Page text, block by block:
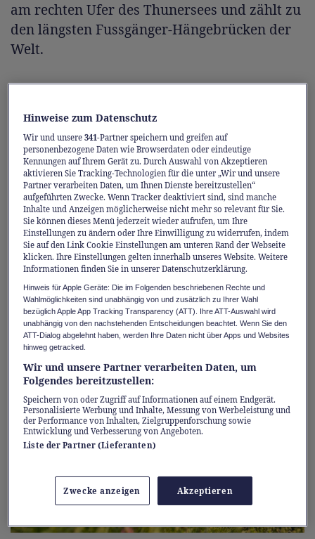
am rechten Ufer des Thunersees und zählt zu
den längsten Fussgänger-Hängebrücken der
Welt.
Die Panoramabrücke Leissigen wirkt
schlichter, gehört jedoch zu den schönsten
ihrer Art. Geniessen Sie den Blick auf See und
Landschaft und runden Sie den Besuch auf
der Meielisalp mit Einkehrmöglichkeiten,
Spielplatz und Minigolf ab.
Tipp:Beide Brücken lassen sich perfekt mit
Wanderungen kombinieren.
Mehr erfahren
Hinweise zum Datenschutz
Wir und unsere341-Partner speichern und greifen auf
personenbezogene Daten wie Browserdaten oder eindeutige
Kennungen auf Ihrem Gerät zu. Durch Auswahl von Akzeptieren
aktivieren Sie Tracking-Technologien für die unter „Wir und unsere
Partner verarbeiten Daten, um Ihnen Dienste bereitzustellen“
aufgeführten Zwecke. Wenn Tracker deaktiviert sind, sind manche
Inhalte und Anzeigen möglicherweise nicht mehr so relevant für Sie.
Sie können dieses Menü jederzeit wieder aufrufen, um Ihre
Einstellungen zu ändern oder Ihre Einwilligung zu widerrufen, indem
Sie auf den Link Cookie Einstellungen am unteren Rand der Webseite
klicken. Ihre Einstellungen gelten innerhalb unseres Website. Weitere
Informationen finden Sie in unserer Datenschutzerklärung.
Hinweis für Apple Geräte: Die im Folgenden beschriebenen Rechte und
Wahlmöglichkeiten sind unabhängig von und zusätzlich zu Ihrer Wahl
bezüglich Apple App Tracking Transparency (ATT). Ihre ATT-Auswahl wird
unabhängig von den nachstehenden Entscheidungen beachtet. Wenn Sie den
ATT-Dialog abgelehnt haben, werden Ihre Daten nicht über Apps und Websites
hinweg getracked.
Wir und unsere Partner verarbeiten Daten, um
Folgendes bereitzustellen:
Speichern von oder Zugriff auf Informationen auf einem Endgerät.
Personalisierte Werbung und Inhalte, Messung von Werbeleistung und
der Performance von Inhalten, Zielgruppenforschung sowie
Entwicklung und Verbesserung von Angeboten.
Liste der Partner (Lieferanten)
Zwecke anzeigen Akzeptieren